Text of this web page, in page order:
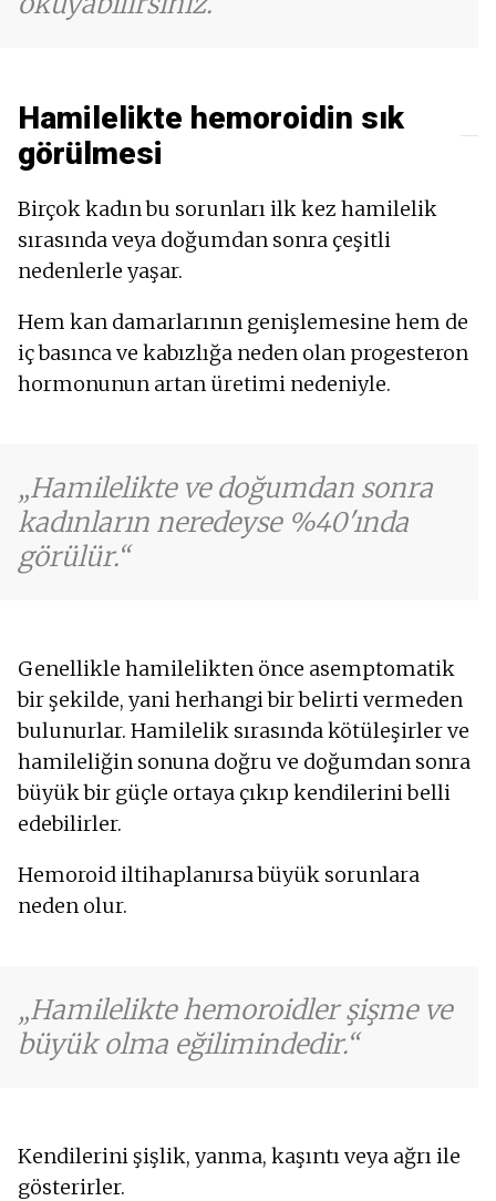
Hamilelikte hemoroidin sık
görülmesi
Birçok kadın bu sorunları ilk kez hamilelik
sırasında veya doğumdan sonra çeşitli
nedenlerle yaşar.
Hem kan damarlarının genişlemesine hem de
iç basınca ve kabızlığa neden olan progesteron
hormonunun artan üretimi nedeniyle.
Hamilelikte ve doğumdan sonra
kadınların neredeyse %40'ında
görülür.
Genellikle hamilelikten önce asemptomatik
bir şekilde, yani herhangi bir belirti vermeden
bulunurlar. Hamilelik sırasında kötüleşirler ve
hamileliğin sonuna doğru ve doğumdan sonra
büyük bir güçle ortaya çıkıp kendilerini belli
edebilirler.
Hemoroid iltihaplanırsa büyük sorunlara
neden olur.
Hamilelikte hemoroidler şişme ve
büyük olma eğilimindedir.
Kendilerini şişlik, yanma, kaşıntı veya ağrı ile
gösterirler.